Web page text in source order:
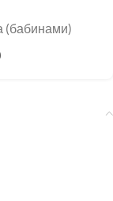
(бабинами)